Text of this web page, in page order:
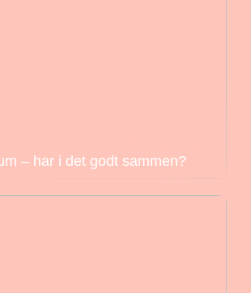
– har i det godt sammen?